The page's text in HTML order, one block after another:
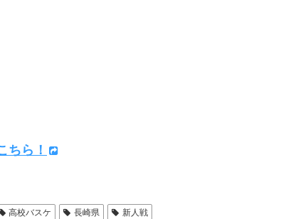
ちら！
高校バスケ 長崎県 新人戦